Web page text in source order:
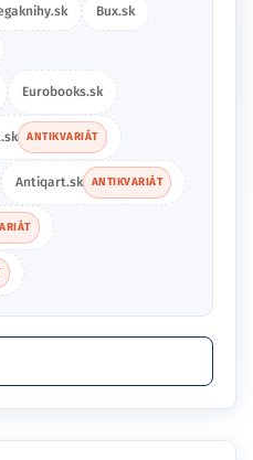
Bux.sk
Eurobooks.sk
ANTIKVARIÁT
Antiqart.sk ANTIKVARIÁT